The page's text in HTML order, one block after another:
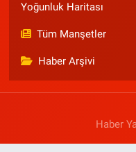
Yoğunluk Haritası
Tüm Manşetler
Haber Arşivi
Haber